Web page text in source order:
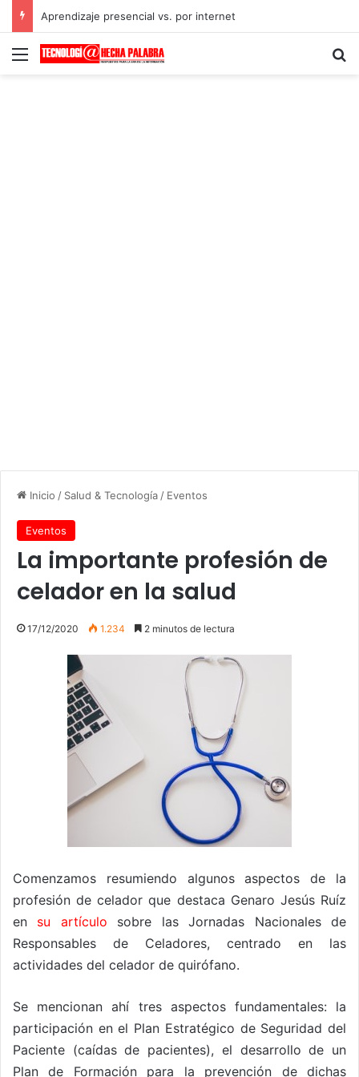
Aprendizaje presencial vs. por internet
Menú
Inicio / Salud & Tecnología / Eventos
Eventos
La importante profesión de
celador en la salud
17/12/2020 1.234 2 minutos de lectura
Comenzamos resumiendo algunos aspectos de la
profesión de celador que destaca Genaro Jesús Ruíz
en su artículo sobre las Jornadas Nacionales de
Responsables de Celadores, centrado en las
actividades del celador de quirófano.
Se mencionan ahí tres aspectos fundamentales: la
participación en el Plan Estratégico de Seguridad del
Paciente (caídas de pacientes), el desarrollo de un
Plan de Formación para la prevención de dichas